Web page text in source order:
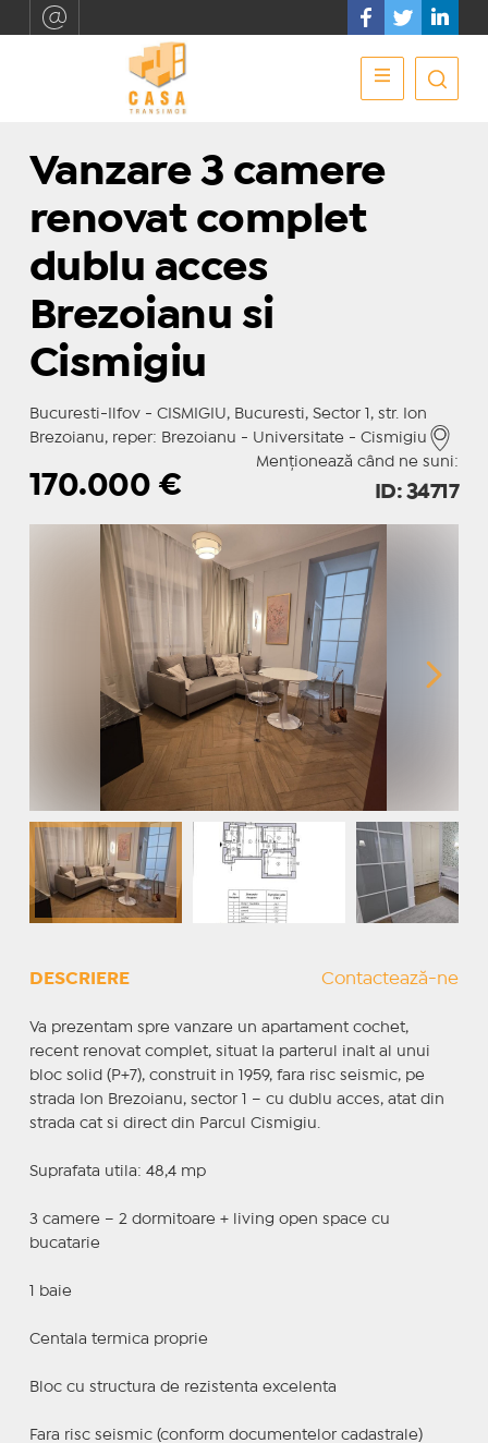
Vanzare 3 camere
renovat complet
dublu acces
Brezoianu si
Cismigiu
Bucuresti-Ilfov - CISMIGIU, Bucuresti, Sector 1, str. Ion
Brezoianu, reper: Brezoianu - Universitate - Cismigiu
Menționează când ne suni:
170.000 € ID: 34717
DESCRIERE Contactează-ne
Va prezentam spre vanzare un apartament cochet,
recent renovat complet, situat la parterul inalt al unui
bloc solid (P+7), construit in 1959, fara risc seismic, pe
strada Ion Brezoianu, sector 1 – cu dublu acces, atat din
strada cat si direct din Parcul Cismigiu.
Suprafata utila: 48,4 mp
3 camere – 2 dormitoare + living open space cu
bucatarie
1 baie
Centala termica proprie
Bloc cu structura de rezistenta excelenta
Fara risc seismic (conform documentelor cadastrale)